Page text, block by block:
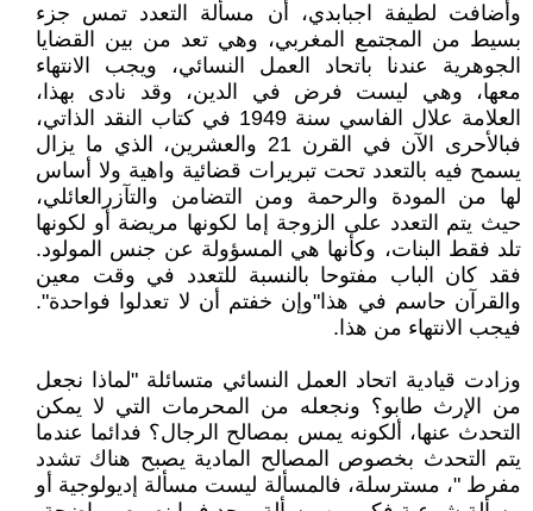
وأضافت لطيفة اجبابدي، أن مسألة التعدد تمس جزء
بسيط من المجتمع المغربي، وهي تعد من بين القضايا
الجوهرية عندنا باتحاد العمل النسائي، ويجب الانتهاء
معها، وهي ليست فرض في الدين، وقد نادى بهذا،
العلامة علال الفاسي سنة 1949 في كتاب النقد الذاتي،
فبالأحرى الآن في القرن 21 والعشرين، الذي ما يزال
يسمح فيه بالتعدد تحت تبريرات قضائية واهية ولا أساس
لها من المودة والرحمة ومن التضامن والتآزرالعائلي،
حيث يتم التعدد على الزوجة إما لكونها مريضة أو لكونها
تلد فقط البنات، وكأنها هي المسؤولة عن جنس المولود.
فقد كان الباب مفتوحا بالنسبة للتعدد في وقت معين
والقرآن حاسم في هذا"وإن خفتم أن لا تعدلوا فواحدة".
فيجب الانتهاء من هذا.
وزادت قيادية اتحاد العمل النسائي متسائلة "لماذا نجعل
من الإرث طابو؟ ونجعله من المحرمات التي لا يمكن
التحدث عنها، ألكونه يمس بمصالح الرجال؟ فدائما عندما
يتم التحدث بخصوص المصالح المادية يصبح هناك تشدد
مفرط "، مسترسلة، فالمسألة ليست مسألة إديولوجية أو